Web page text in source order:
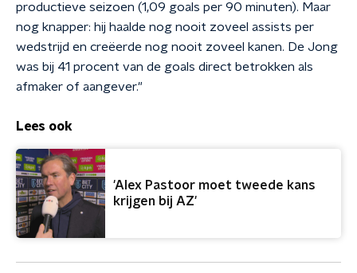
productieve seizoen (1,09 goals per 90 minuten). Maar
nog knapper: hij haalde nog nooit zoveel assists per
wedstrijd en creëerde nog nooit zoveel kanen. De Jong
was bij 41 procent van de goals direct betrokken als
afmaker of aangever."
Lees ook
'Alex Pastoor moet tweede kans
krijgen bij AZ'